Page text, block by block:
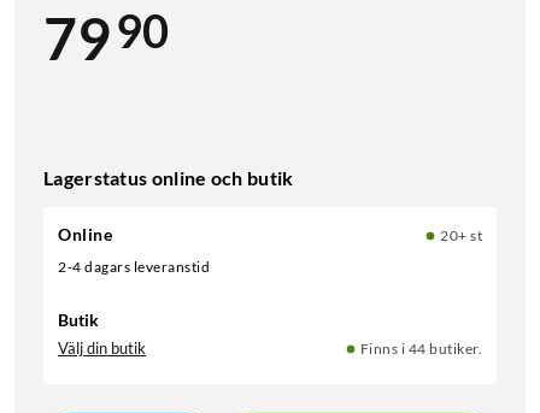
7990
Lagerstatus online och butik
Online
20+ st
2-4 dagars leveranstid
Butik
Välj din butik Finns i 44 butiker.